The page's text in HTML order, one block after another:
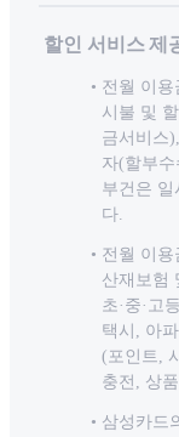
할인 서비스 제
전월 이용
시불 및
금서비스
자(할부
부건은 일
다.
전월 이용
산재보험
초·중·고
택시, 아
(포인트,
충전, 상
삼성카드